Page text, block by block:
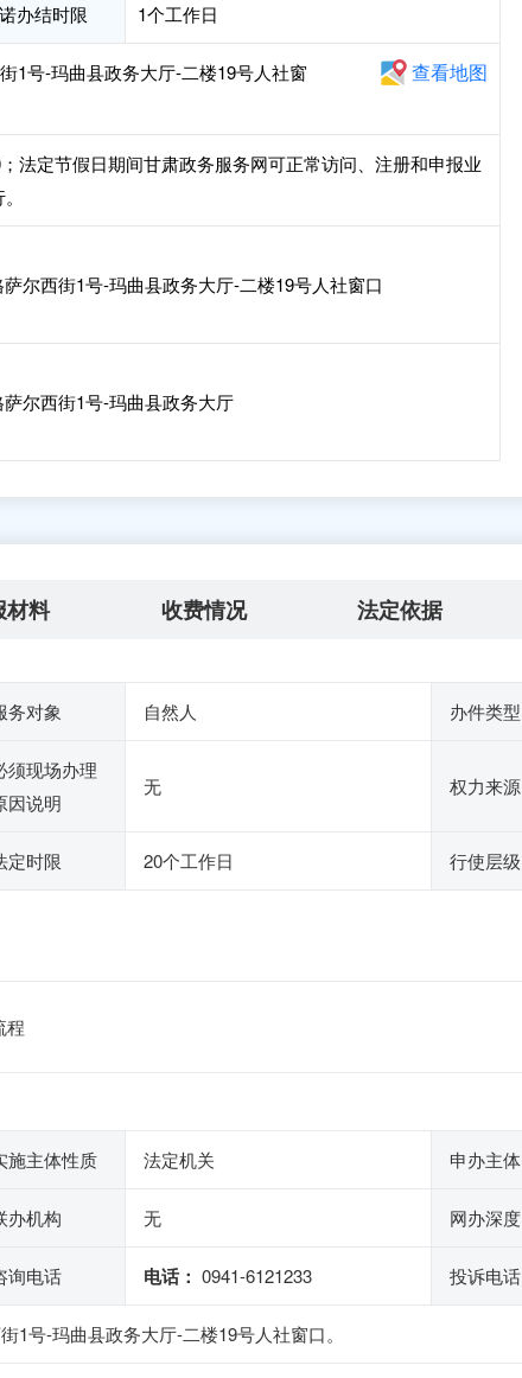
办结时限 1个工作日
1号-玛曲县政务大厅-二楼19号人社窗
查看地图
法定节假日期间甘肃政务服务网可正常访问、注册和申报业
尔西街1号-玛曲县政务大厅-二楼19号人社窗口
尔西街1号-玛曲县政务大厅
材料 收费情况 法定依据
务对象 自然人 办件类型
须现场办理
因说明
无 权力来源
定时限 20个工作日 行使层级
程
施主体性质 法定机关 申办主体
办机构 无 网办深度
询电话 电话： 0941-6121233 投诉电话
1号-玛曲县政务大厅-二楼19号人社窗口。